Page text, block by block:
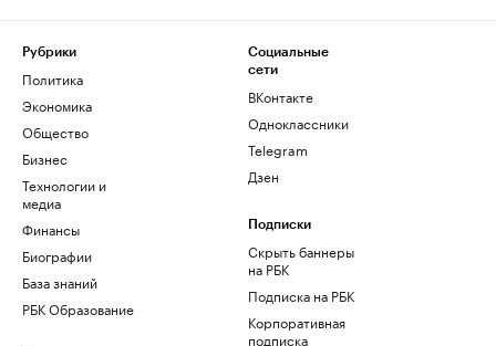
Рубрики
Политика
Экономика
Общество
Бизнес
Технологии и
медиа
Финансы
Биографии
База знаний
РБК Образование
Социальные
сети
ВКонтакте
Одноклассники
Telegram
Дзен
Подписки
Скрыть баннеры
на РБК
Подписка на РБК
Корпоративная
подписка